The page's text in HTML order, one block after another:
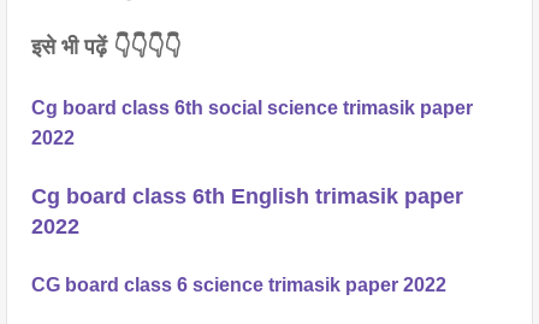
इसे भी पढ़ें 👇👇👇👇
Cg board class 6th social science trimasik paper
2022
Cg board class 6th English trimasik paper
2022
CG board class 6 science trimasik paper 2022